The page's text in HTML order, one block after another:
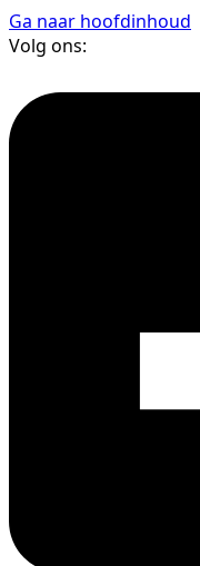
Ga naar hoofdinhoud
Volg ons: